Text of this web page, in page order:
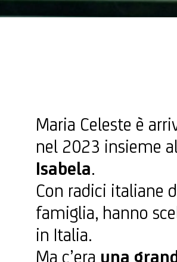
Maria Celeste è
nel 2023 insieme
Isabela.
Con radici italiane
famiglia, hanno
in Italia.
Ma c’era una